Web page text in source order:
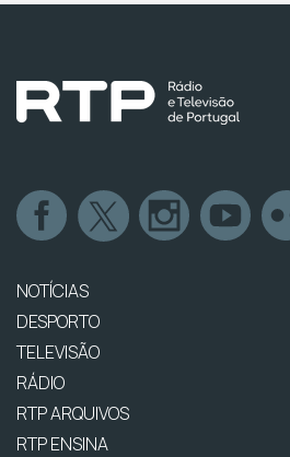
NOTÍCIAS
DESPORTO
TELEVISÃO
RÁDIO
RTP ARQUIVOS
RTP ENSINA